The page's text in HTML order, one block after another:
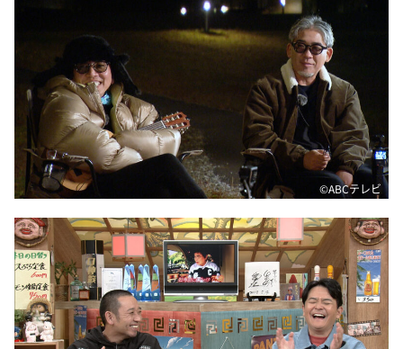
©ABCテレビ